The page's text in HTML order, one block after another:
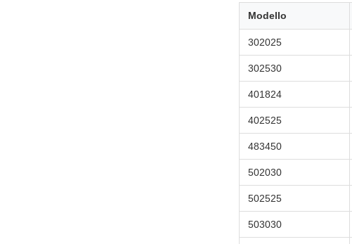
Modello
302025
302530
401824
402525
483450
502030
502525
503030